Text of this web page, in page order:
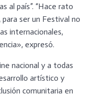
al país”. “Hace rato
ser un Festival no
internacionales,
expresó.
nacional y a todas
artístico y
comunitaria en